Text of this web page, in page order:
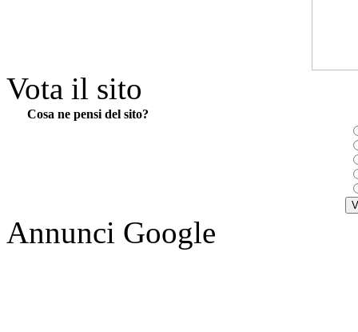
Vota il sito
Cosa ne pensi del sito?
Annunci Google